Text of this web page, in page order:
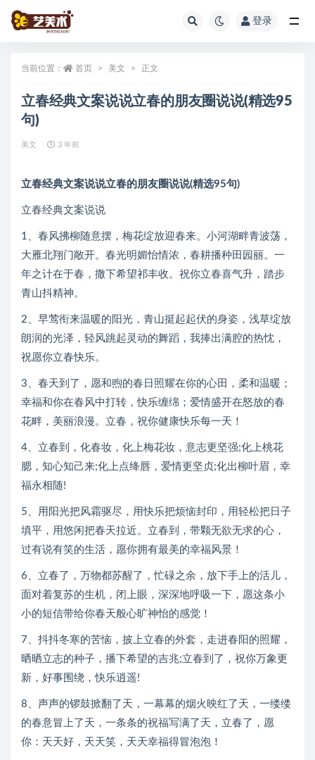
登录
当前位置： 首页 美文 正文
立春经典文案说说立春的朋友圈说说(精选95
句)
美文 3 年前
立春经典文案说说立春的朋友圈说说(精选95句)
立春经典文案说说
1、春风拂柳随意摆，梅花绽放迎春来。小河湖畔青波荡，
大雁北翔门敞开。春光明媚怡情浓，春耕播种田园丽。一
年之计在于春，撒下希望祁丰收。祝你立春喜气升，踏步
青山抖精神。
2、早莺衔来温暖的阳光，青山挺起起伏的身姿，浅草绽放
朗润的光泽，轻风跳起灵动的舞蹈，我捧出满腔的热忱，
祝愿你立春快乐。
3、春天到了，愿和煦的春日照耀在你的心田，柔和温暖；
幸福和你在春风中打转，快乐缠绵；爱情盛开在怒放的春
花畔，美丽浪漫。立春，祝你健康快乐每一天！
4、立春到，化春妆，化上梅花妆，意志更坚强;化上桃花
腮，知心知己来;化上点绛唇，爱情更坚贞;化出柳叶眉，幸
福永相随!
5、用阳光把风霜驱尽，用快乐把烦恼封印，用轻松把日子
填平，用悠闲把春天拉近。立春到，带颗无欲无求的心，
过有说有笑的生活，愿你拥有最美的幸福风景！
6、立春了，万物都苏醒了，忙碌之余，放下手上的活儿，
面对着复苏的生机，闭上眼，深深地呼吸一下，愿这条小
小的短信带给你春天般心旷神怡的感觉！
7、抖抖冬寒的苦恼，披上立春的外套，走进春阳的照耀，
晒晒立志的种子，播下希望的吉兆;立春到了，祝你万象更
新，好事围绕，快乐逍遥!
8、声声的锣鼓掀翻了天，一幕幕的烟火映红了天，一缕缕
的春意冒上了天，一条条的祝福写满了天，立春了，愿
你：天天好，天天笑，天天幸福得冒泡泡！